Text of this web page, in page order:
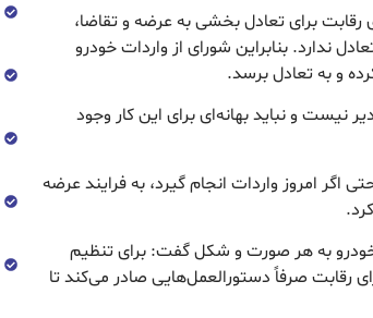
برای تعادل بخشی به عرضه و تقاضا،
ندارد. بنابراین شورای از واردات خودرو
و به تعادل برسد.
نیست و نباید بهانه‌ای برای این کار وجود
امروز واردات انجام گیرد، به فرایند عرضه
خودرو به هر صورت و شکل گفت: برای تنظیم
رقابت صرفاً دستورالعمل‌هایی صادر می‌کند تا